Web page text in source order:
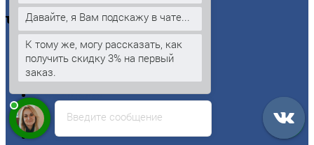
Черныйметаллопрокат
Арматура
Двутавровая балка (двутавр)
Квадрат
Кругстальной
Лист
Проволока
Рельсы
Введите сообщение
Давайте, я Вам подскажу в чате...
К тому же, могу рассказать, как
получить скидку 3% на первый
заказ.